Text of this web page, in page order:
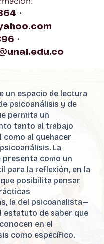
·
·
un espacio de lectura
psicoanálisis y de
permita un
tanto al trabajo
como al quehacer
La
presenta como un
para la reflexión, en la
posibilita pensar
la del psicoanalista—
estatuto de saber que
en el
como específico.